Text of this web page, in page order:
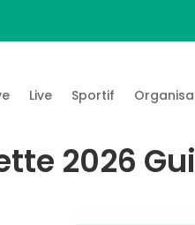
Live Sportif
2026